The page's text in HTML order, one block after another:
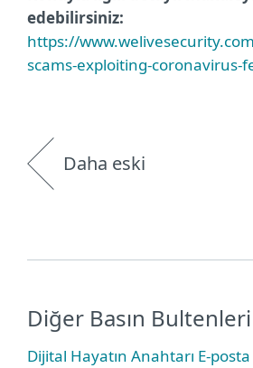
edebilirsiniz:
https://
scams-exploiting-coronavirus-
Daha eski
Diğer Basın Bultenleri
Dijital Hayatın Anahtarı E-